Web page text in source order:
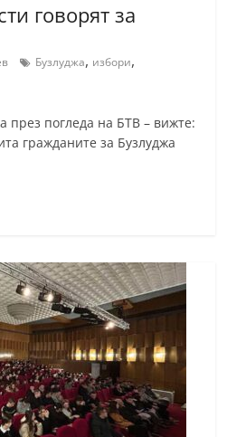
говорят за
Бузлуджа, избори,
през погледа на БТВ – вижте:
гражданите за Бузлуджа